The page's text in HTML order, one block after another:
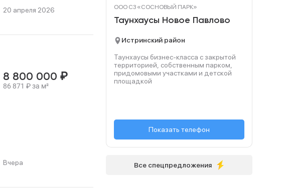
ООО СЗ «СОСНОВЫЙ ПАРК»
Таунхаусы Новое Павлово
Истринский район
Таунхаусы бизнес-класса с закрытой
территорией, собственным парком,
придомовыми участками и детской
площадкой
+7 (495) 134-64-...
Показать телефон
Все спецпредложения
20 апреля 2026
8 800 000 ₽
86 871 ₽за м²
Вчера